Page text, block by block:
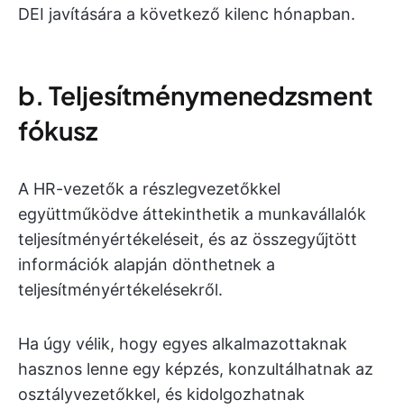
DEI javítására a következő kilenc hónapban.
b. Teljesítménymenedzsment
fókusz
A HR-vezetők a részlegvezetőkkel
együttműködve áttekinthetik a munkavállalók
teljesítményértékeléseit, és az összegyűjtött
információk alapján dönthetnek a
teljesítményértékelésekről.
Ha úgy vélik, hogy egyes alkalmazottaknak
hasznos lenne egy képzés, konzultálhatnak az
osztályvezetőkkel, és kidolgozhatnak